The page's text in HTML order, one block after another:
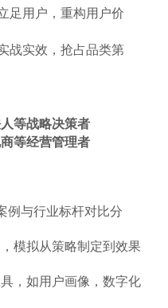
足用户，重构用户价
战实效，抢占品类第
等战略决策者
等经营管理者
例与行业标杆对比分
模拟从策略制定到效果
，如用户画像，数字化